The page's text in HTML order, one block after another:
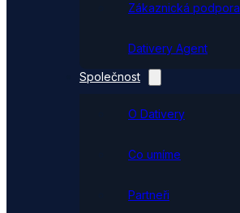
Zákaznická podpora
Dativery Agent
Společnost
O Dativery
Co umíme
Partneři